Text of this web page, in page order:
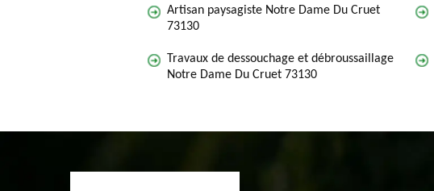
Artisan paysagiste Notre Dame Du Cruet
73130
Travaux de dessouchage et débroussaillage
Notre Dame Du Cruet 73130